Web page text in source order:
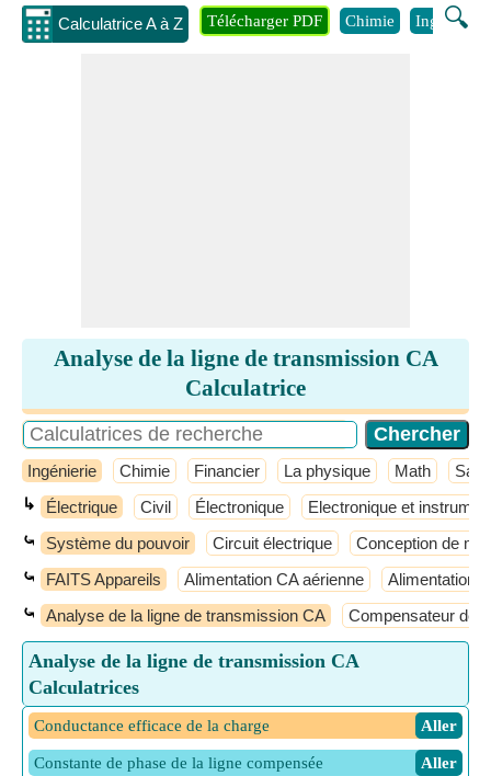
Calculatrice A à Z 🔍
Télécharger PDF Chimie Ingénierie
Analyse de la ligne de transmission CA
Calculatrice
Ingénierie Chimie Financier La physique Math
↳ Électrique Civil Électronique Electronique et
⤿ Système du pouvoir Circuit électrique Conception de
⤿ FAITS Appareils Alimentation CA aérienne Alimentation
⤿ Analyse de la ligne de transmission CA Compensateur de
Analyse de la ligne de transmission CA
Calculatrices
Conductance efficace de la charge ​ Aller
Constante de phase de la ligne compensée ​ Aller